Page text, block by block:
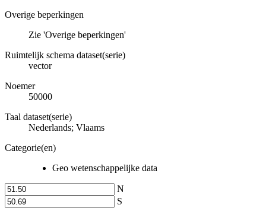
Overige beperkingen
Zie 'Overige beperkingen'
Ruimtelijk schema dataset(serie)
vector
Noemer
50000
Taal dataset(serie)
Nederlands; Vlaams
Categorie(en)
Geo wetenschappelijke data
N
S